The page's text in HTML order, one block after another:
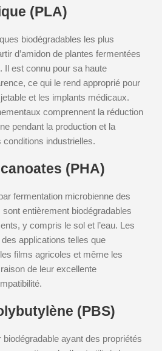
(PLA)
biodégradables les plus
d’amidon de plantes fermentées
Il est connu pour sa haute
ce qui le rend approprié pour
et les implants médicaux.
comprennent la réduction
pendant la production et la
industrielles.
(PHA)
fermentation microbienne des
entièrement biodégradables
y compris le sol et l’eau. Les
applications telles que
films agricoles et même les
de leur excellente
(PBS)
ayant des propriétés